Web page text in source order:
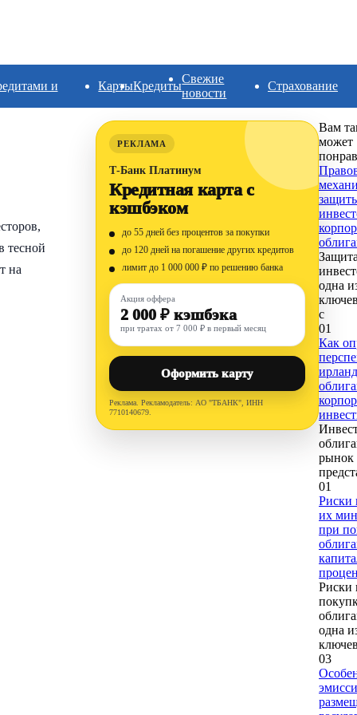
и
КартыКредиты
Свежие
новости
Страхование
тесной
на
РЕКЛАМА
Т-Банк Платинум
Кредитная карта с
кэшбэком
до 55 дней без процентов за покупки
до 120 дней на погашение других кредитов
лимит до 1 000 000 ₽ по решению банка
Акция оффера
2 000 ₽ кэшбэка
при тратах от 7 000 ₽ в первый месяц
Оформить карту
Реклама. Рекламодатель: АО "ТБАНК", ИНН
7710140679.
Вам
может
одна
с
01
Как
рынок
01
Риски
их
при
Риски
одна
03